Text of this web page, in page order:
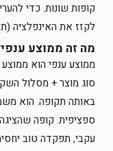
קופות שונות. כדי
לקזז את האינפלציה
מה זה ממוצע
ממוצע ענפי הוא
סוג מוצר + מסלול
באותה תקופה. הוא
ספציפית. קופה
עקבי, תפקדה טוב